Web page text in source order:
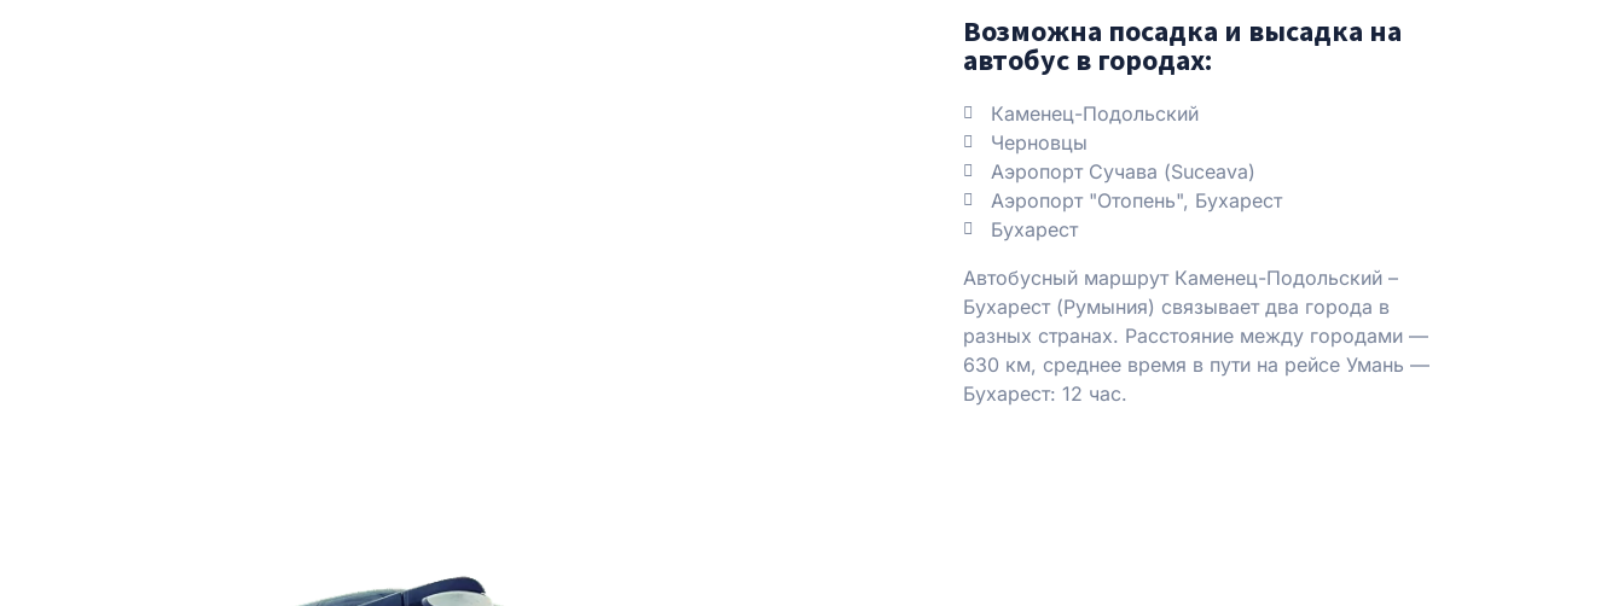
Возможна посадка и высадка на
автобус в городах:
Каменец-Подольский
Черновцы
Аэропорт Сучава (Suceava)
Аэропорт "Отопень", Бухарест
Бухарест
Автобусный маршрут Каменец-Подольский –
Бухарест (Румыния) связывает два города в
разных странах. Расстояние между городами —
630 км, среднее время в пути на рейсе Умань —
Бухарест: 12 час.